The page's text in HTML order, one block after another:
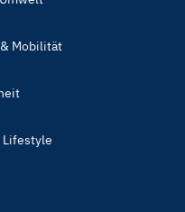
Mobilität
Lifestyle